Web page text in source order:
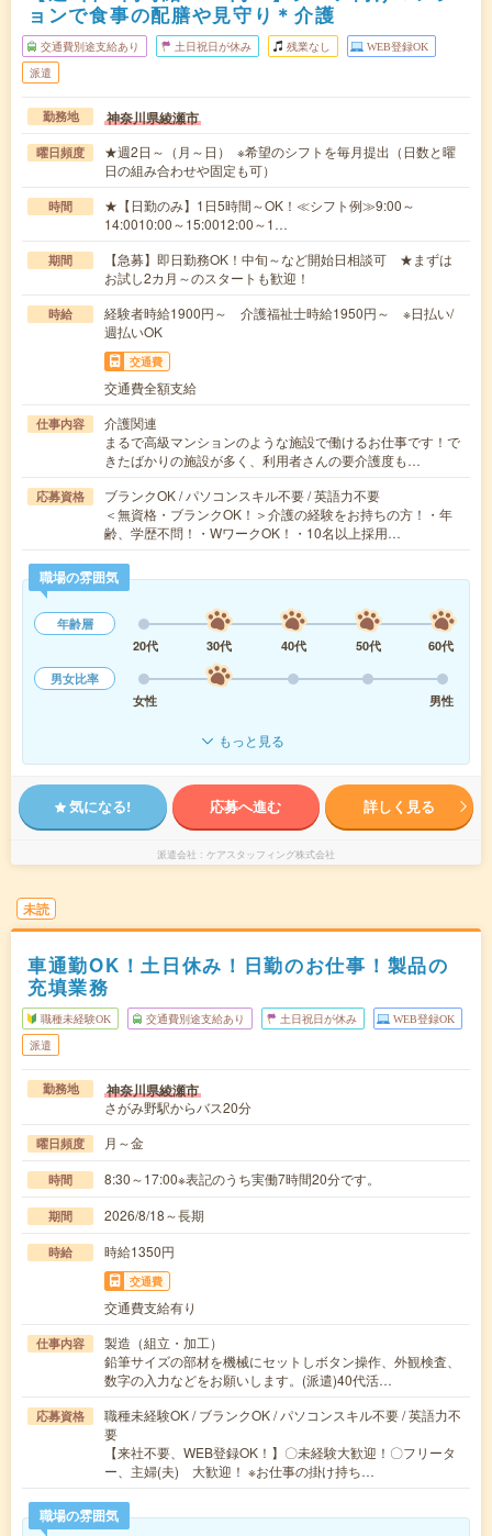
ョンで食事の配膳や見守り＊介護
交通費別途支給あり 土日祝日が休み 残業なし WEB登録OK
派遣
勤務地 神奈川県綾瀬市
曜日頻度
★週2日～（月～日） ※希望のシフトを毎月提出（日数と曜
日の組み合わせや固定も可）
時間
★【日勤のみ】1日5時間～OK！≪シフト例≫9:00～
14:0010:00～15:0012:00～1…
期間
【急募】即日勤務OK！中旬～など開始日相談可 ★まずは
お試し2カ月～のスタートも歓迎！
時給
経験者時給1900円～ 介護福祉士時給1950円～ ※日払い/
週払いOK
交通費
交通費全額支給
仕事内容
介護関連
まるで高級マンションのような施設で働けるお仕事です！で
きたばかりの施設が多く、利用者さんの要介護度も…
応募資格
ブランクOK / パソコンスキル不要 / 英語力不要
＜無資格・ブランクOK！＞介護の経験をお持ちの方！・年
齢、学歴不問！・WワークOK！・10名以上採用…
職場の雰囲気
年齢層
20代
30代 40代 50代
60代
男女比率
女性
男性
もっと見る
気になる! 応募へ進む 詳しく見る
派遣会社 ケアスタッフィング株式会社
未読
車通勤OK！土日休み！日勤のお仕事！製品の
充填業務
職種未経験OK 交通費別途支給あり 土日祝日が休み WEB登録OK
派遣
勤務地 神奈川県綾瀬市
さがみ野駅からバス20分
曜日頻度 月～金
時間 8:30～17:00※表記のうち実働7時間20分です。
期間 2026/8/18～長期
時給 時給1350円
交通費
交通費支給有り
仕事内容
製造（組立・加工）
鉛筆サイズの部材を機械にセットしボタン操作、外観検査、
数字の入力などをお願いします。(派遣)40代活…
応募資格
職種未経験OK / ブランクOK / パソコンスキル不要 / 英語力不
要
【来社不要、WEB登録OK！】〇未経験大歓迎！〇フリータ
ー、主婦(夫) 大歓迎！ ※お仕事の掛け持ち…
職場の雰囲気